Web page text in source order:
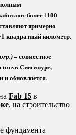
более 1100
примерно
квадратный километр.
.) – совместное
в Сингапуре,
и обновляется.
Fab 15 в
, на строительство